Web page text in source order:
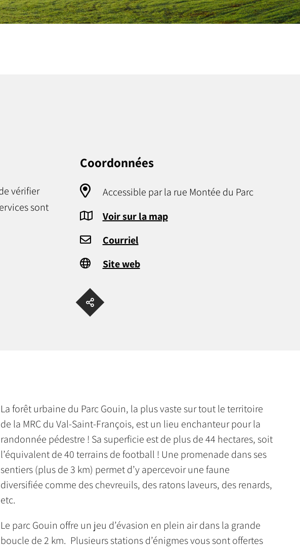
vérifier
sont
Coordonnées
Accessible par la rue Montée du Parc
Voir sur la map
Courriel
Site web
La forêt urbaine du Parc Gouin, la plus vaste sur tout le territoire
de la MRC du Val-Saint-François, est un lieu enchanteur pour la
randonnée pédestre ! Sa superficie est de plus de 44 hectares, soit
l’équivalent de 40 terrains de football ! Une promenade dans ses
sentiers (plus de 3 km) permet d’y apercevoir une faune
diversifiée comme des chevreuils, des ratons laveurs, des renards,
etc.
Le parc Gouin offre un jeu d’évasion en plein air dans la grande
boucle de 2 km. Plusieurs stations d’énigmes vous sont offertes